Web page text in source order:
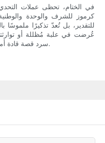
في الختام، تحظى عملات
كرموز للشرف والوحدة
للتقدير، بل تُعدّ تذكيرًا ملموسًا
عُرضت في علبة مُظللة أو
سرد قصة قادة أمتنا والأفراد الذين خدموا تحت قيادتهم.